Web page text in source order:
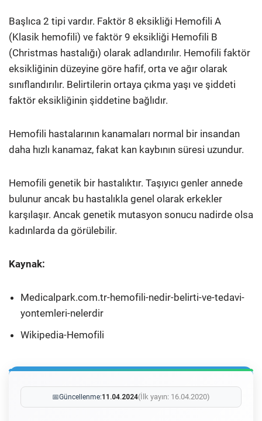
Başlıca 2 tipi vardır. Faktör 8 eksikliği Hemofili A
(Klasik hemofili) ve faktör 9 eksikliği Hemofili B
(Christmas hastalığı) olarak adlandırılır. Hemofili faktör
eksikliğinin düzeyine göre hafif, orta ve ağır olarak
sınıflandırılır. Belirtilerin ortaya çıkma yaşı ve şiddeti
faktör eksikliğinin şiddetine bağlıdır.
Hemofili hastalarının kanamaları normal bir insandan
daha hızlı kanamaz, fakat kan kaybının süresi uzundur.
Hemofili genetik bir hastalıktır. Taşıyıcı genler annede
bulunur ancak bu hastalıkla genel olarak erkekler
karşılaşır. Ancak genetik mutasyon sonucu nadirde olsa
kadınlarda da görülebilir.
Kaynak:
Medicalpark.com.tr-hemofili-nedir-belirti-ve-tedavi-
yontemleri-nelerdir
Wikipedia-Hemofili
📅Güncellenme:11.04.2024(İlk yayın: 16.04.2020)